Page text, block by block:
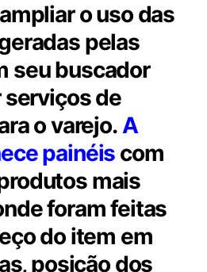
o uso das
pelas
seu buscador
serviços de
o varejo.A
painéis com
mais
foram feitas
do item em
posição dos